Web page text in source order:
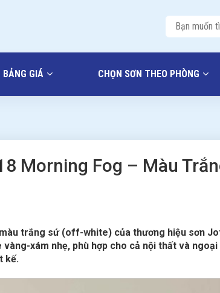
BẢNG GIÁ CHỌN SƠN THEO PHÒNG
Morning Fog – Màu
trắng sứ (off-white) của thương hiệu sơn
xám nhẹ, phù hợp cho cả nội thất và
kế.